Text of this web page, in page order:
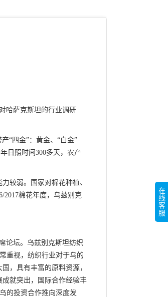
哈萨克斯坦的行业调研
“四金”：黄金、“白金”
日照时间300多天，农产
较弱。国家对棉花种植、
2017棉花年度，乌兹别克
论坛。乌兹别克斯坦纺织
重视，纺织行业对于乌的
，具有丰富的原料资源，
就突出，国际合作经验丰
的投资合作推向深度发
在
线
客
服